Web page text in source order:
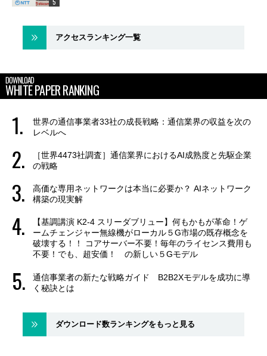
アクセスランキング一覧
DOWNLOAD
WHITE PAPER RANKING
世界の通信事業者33社の成長戦略：通信業界の収益を次の
レベルへ
［世界4473社調査］通信業界におけるAI成熟度と先駆企業
の戦略
高価な専用ネットワークは本当に必要か？ AIネットワーク
構築の現実解
【基調講演 K2-4 スリーダブリュー】何もかもが革命！ゲ
ームチェンジャー無線機がローカル５G市場の既存概念を
破壊する！！ コアサーバー不要！毎年のライセンス費用も
不要！でも、超安価！ の新しい５Gモデル
通信事業者の新たな戦略ガイド B2B2Xモデルを成功に導
く秘訣とは
ダウンロード数ランキングをもっと見る